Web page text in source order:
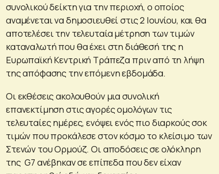
συνολικού δείκτη για την περιοχή, ο οποίος
αναμένεται να δημοσιευθεί στις 2 Ιουνίου, και θα
αποτελέσει την τελευταία μέτρηση των τιμών
καταναλωτή που θα έχει στη διάθεσή της η
Ευρωπαϊκή Κεντρική Τράπεζα πριν από τη λήψη
της απόφασης την επόμενη εβδομάδα.
Οι εκθέσεις ακολουθούν μια συνολική
επανεκτίμηση στις αγορές ομολόγων τις
τελευταίες ημέρες, ενόψει ενός πιο διαρκούς σοκ
τιμών που προκάλεσε στον κόσμο το κλείσιμο των
Στενών του Ορμούζ. Οι αποδόσεις σε ολόκληρη
της G7 ανέβηκαν σε επίπεδα που δεν είχαν